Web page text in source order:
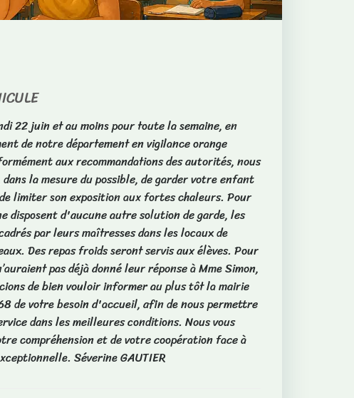
22 juin et au moins pour toute la semaine, en
de notre département en vigilance orange
aux recommandations des autorités, nous
dans la mesure du possible, de garder votre enfant
limiter son exposition aux fortes chaleurs. Pour
disposent d'aucune autre solution de garde, les
par leurs maîtresses dans les locaux de
Des repas froids seront servis aux élèves. Pour
pas déjà donné leur réponse à Mme Simon,
de bien vouloir informer au plus tôt la mairie
de votre besoin d'accueil, afin de nous permettre
dans les meilleures conditions. Nous vous
compréhension et de votre coopération face à
Séverine GAUTIER